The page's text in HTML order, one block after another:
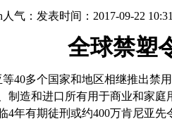
人气： 发表时间：2017-09-22
全球禁塑
40多个国家和地区相继推出禁
制造和进口所有用于商业和家
年有期徒刑或约400万肯尼亚先